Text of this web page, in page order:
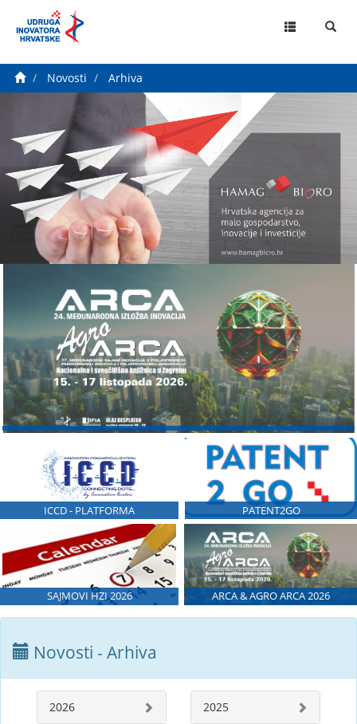
MENU
Novosti Arhiva
ICCD - PLATFORMA PATENT2GO
SAJMOVI HZI 2026 ARCA & AGRO ARCA 2026
Novosti - Arhiva
2026 2025